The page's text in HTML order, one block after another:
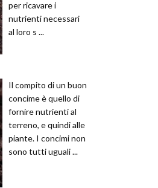
per ricavare i
nutrienti necessari
al loro s ...
Il compito di un buon
concime è quello di
fornire nutrienti al
terreno, e quindi alle
piante. I concimi non
sono tutti uguali ...